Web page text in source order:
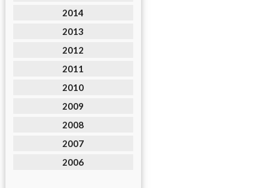
2014
2013
2012
2011
2010
2009
2008
2007
2006